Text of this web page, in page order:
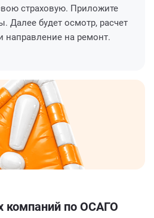
страховую. Приложите
Далее будет осмотр, расчет
направление на ремонт.
компаний по ОСАГО